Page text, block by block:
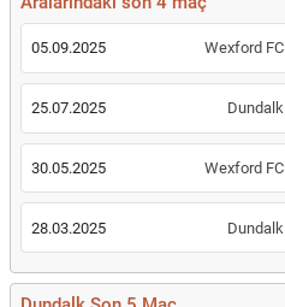
05.09.2025 Wexford FC
25.07.2025 Dundalk
30.05.2025 Wexford FC
28.03.2025 Dundalk